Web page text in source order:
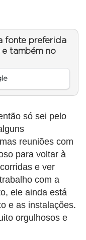
fonte preferida
também no
só sei pelo
reuniões com
para voltar à
e ver
com a
ele ainda está
e as instalações.
orgulhosos e